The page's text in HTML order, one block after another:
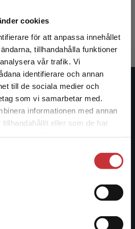
cookies
för att anpassa innehållet
tillhandahålla funktioner
vår trafik. Vi
identifierare och annan
till de sociala medier och
som vi samarbetar med.
informationen med annan
eller som de har
fraktregion
besöker
en enhet utanför Sverige.
utanför Sverige. För
köp måste
Exkl.
1963 och är idag Sveriges
Med läromedel, kurslitteratur,
och digitala
finns Studentlitteratur med